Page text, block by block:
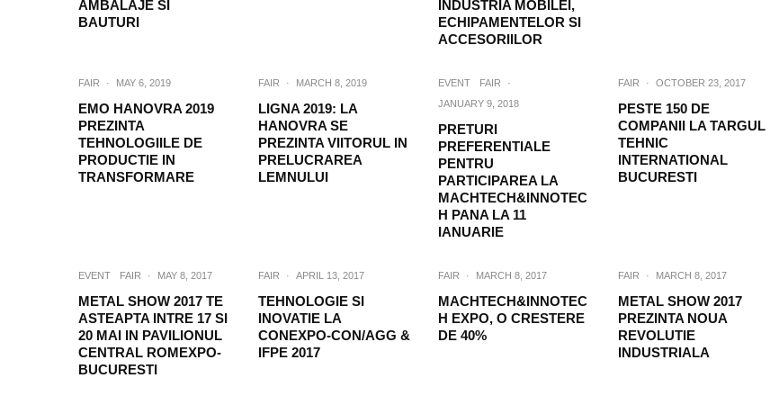
AMBALAJE SI
BAUTURI
INDUSTRIA MOBILEI,
ECHIPAMENTELOR SI
ACCESORIILOR
FAIR · MAY 6, 2019
EMO HANOVRA 2019
PREZINTA
TEHNOLOGIILE DE
PRODUCTIE IN
TRANSFORMARE
FAIR · MARCH 8, 2019
LIGNA 2019: LA
HANOVRA SE
PREZINTA VIITORUL IN
PRELUCRAREA
LEMNULUI
EVENT FAIR
·
JANUARY 9, 2018
PRETURI
PREFERENTIALE
PENTRU
PARTICIPAREA LA
MACHTECH&INNOTEC
H PANA LA 11
IANUARIE
FAIR · OCTOBER 23, 2017
PESTE 150 DE
COMPANII LA TARGUL
TEHNIC
INTERNATIONAL
BUCURESTI
EVENT FAIR · MAY 8, 2017
METAL SHOW 2017 TE
ASTEAPTA INTRE 17 SI
20 MAI IN PAVILIONUL
CENTRAL ROMEXPO-
BUCURESTI
FAIR · APRIL 13, 2017
TEHNOLOGIE SI
INOVATIE LA
CONEXPO-CON/AGG &
IFPE 2017
FAIR · MARCH 8, 2017
MACHTECH&INNOTEC
H EXPO, O CRESTERE
DE 40%
FAIR · MARCH 8, 2017
METAL SHOW 2017
PREZINTA NOUA
REVOLUTIE
INDUSTRIALA